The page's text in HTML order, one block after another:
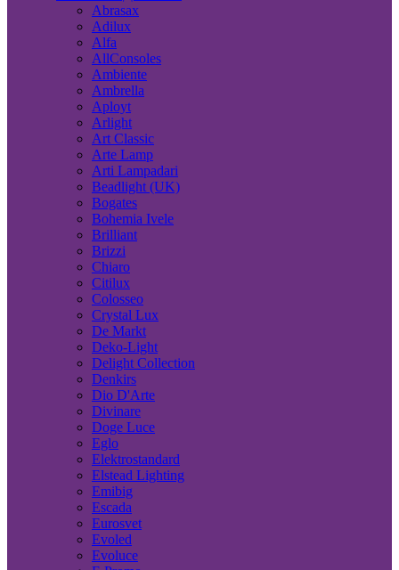
Abrasax
Adilux
Alfa
AllConsoles
Ambiente
Ambrella
Aployt
Arlight
Art Classic
Arte Lamp
Arti Lampadari
Beadlight (UK)
Bogates
Bohemia Ivele
Brilliant
Brizzi
Chiaro
Citilux
Colosseo
Crystal Lux
De Markt
Deko-Light
Delight Collection
Denkirs
Dio D'Arte
Divinare
Doge Luce
Eglo
Elektrostandard
Elstead Lighting
Emibig
Escada
Eurosvet
Evoled
Evoluce